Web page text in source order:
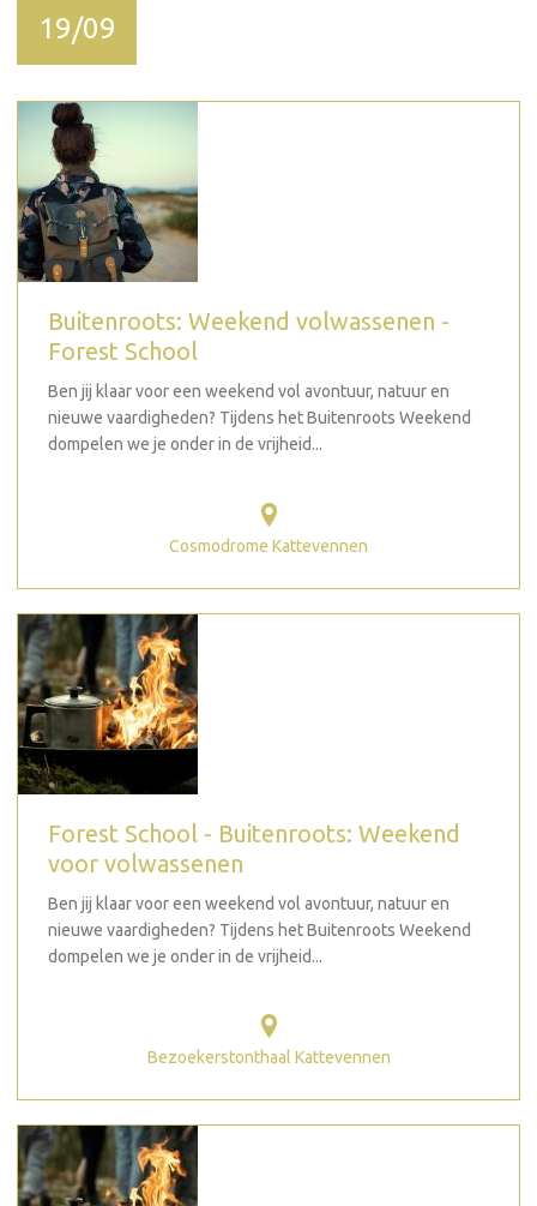
19/09
Buitenroots: Weekend volwassenen -
Forest School
Ben jij klaar voor een weekend vol avontuur, natuur en
nieuwe vaardigheden? Tijdens het Buitenroots Weekend
dompelen we je onder in de vrijheid...
Cosmodrome Kattevennen
Forest School - Buitenroots: Weekend
voor volwassenen
Ben jij klaar voor een weekend vol avontuur, natuur en
nieuwe vaardigheden? Tijdens het Buitenroots Weekend
dompelen we je onder in de vrijheid...
Bezoekerstonthaal Kattevennen